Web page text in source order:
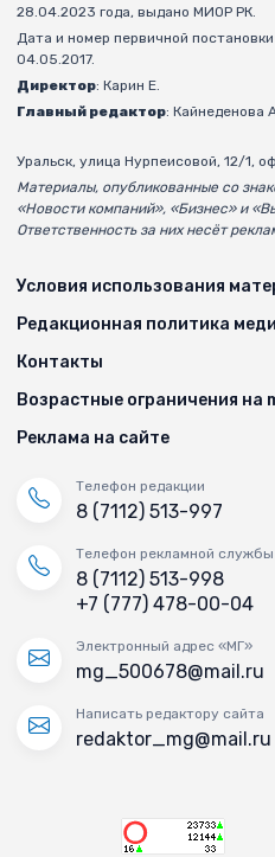
28.04.2023 года, выдано МИОР РК.
Дата и номер первичной
04.05.2017.
Директор: Карин Е.
Главный редактор: Кайнеденова
Уральск, улица Нурпеисовой, 12/1,
Материалы, опубликованные со
«Новости компаний», «Бизнес» и
Ответственность за них несёт
Условия использования
Редакционная политика
Контакты
Возрастные ограничения на
Реклама на сайте
Телефон редакции
8 (7112) 513-997
Телефон рекламной службы
8 (7112) 513-998
+7 (777) 478-00-04
Электронный адрес «МГ»
mg_500678@mail.ru
Написать редактору сайта
redaktor_mg@mail.ru